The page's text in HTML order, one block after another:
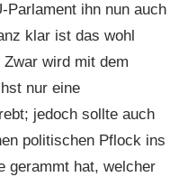
Parlament ihn nun auch
klar ist das wohl
wird mit dem
nur eine
jedoch sollte auch
politischen Pflock ins
gerammt hat, welcher